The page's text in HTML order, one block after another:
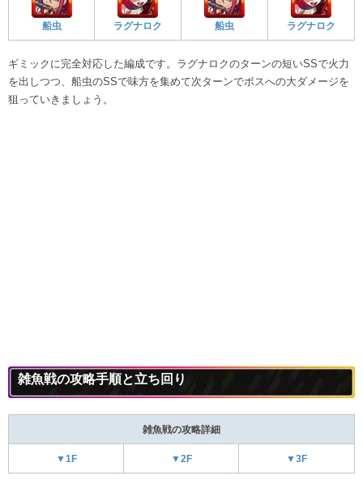
船虫 ラグナロク 船虫 ラグナロク
ギミックに完全対応した編成です。ラグナロクのターンの短いSSで火力
を出しつつ、船虫のSSで味方を集めて次ターンでボスへの大ダメージを
狙っていきましょう。
雑魚戦の攻略手順と立ち回り
雑魚戦の攻略詳細
▼1F ▼2F ▼3F